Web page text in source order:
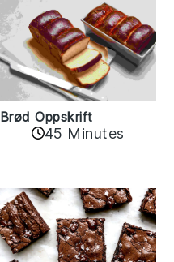
Brød Oppskrift
45 Minutes